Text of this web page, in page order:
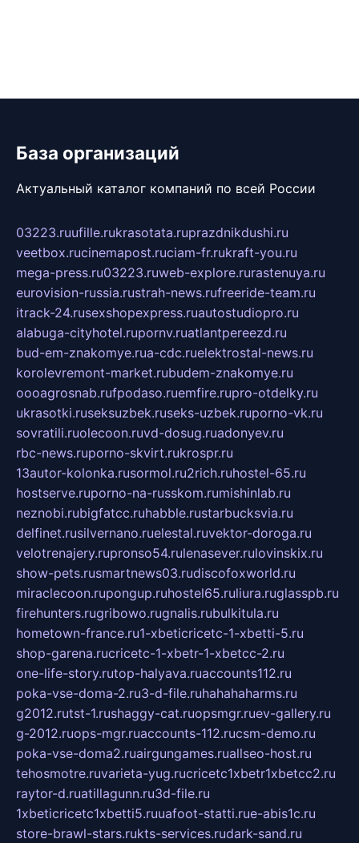
База организаций
Актуальный каталог компаний по всей России
03223.ruufille.rukrasotata.ruprazdnikdushi.ru
veetbox.rucinemapost.ruciam-fr.rukraft-you.ru
mega-press.ru03223.ruweb-explore.rurastenuya.ru
eurovision-russia.rustrah-news.rufreeride-team.ru
itrack-24.rusexshopexpress.ruautostudiopro.ru
alabuga-cityhotel.rupornv.ruatlantpereezd.ru
bud-em-znakomye.rua-cdc.ruelektrostal-news.ru
korolevremont-market.rubudem-znakomye.ru
oooagrosnab.rufpodaso.ruemfire.rupro-otdelky.ru
ukrasotki.ruseksuzbek.ruseks-uzbek.ruporno-vk.ru
sovratili.ruolecoon.ruvd-dosug.ruadonyev.ru
rbc-news.ruporno-skvirt.rukrospr.ru
13autor-kolonka.rusormol.ru2rich.ruhostel-65.ru
hostserve.ruporno-na-russkom.rumishinlab.ru
neznobi.rubigfatcc.ruhabble.rustarbucksvia.ru
delfinet.rusilvernano.ruelestal.ruvektor-doroga.ru
velotrenajery.rupronso54.rulenasever.rulovinskix.ru
show-pets.rusmartnews03.rudiscofoxworld.ru
miraclecoon.rupongup.ruhostel65.ruliura.ruglasspb.ru
firehunters.rugribowo.rugnalis.rubulkitula.ru
hometown-france.ru1-xbeticricetc-1-xbetti-5.ru
shop-garena.rucricetc-1-xbetr-1-xbetcc-2.ru
one-life-story.rutop-halyava.ruaccounts112.ru
poka-vse-doma-2.ru3-d-file.ruhahahaharms.ru
g2012.rutst-1.rushaggy-cat.ruopsmgr.ruev-gallery.ru
g-2012.ruops-mgr.ruaccounts-112.rucsm-demo.ru
poka-vse-doma2.ruairgungames.ruallseo-host.ru
tehosmotre.ruvarieta-yug.rucricetc1xbetr1xbetcc2.ru
raytor-d.ruatillagunn.ru3d-file.ru
1xbeticricetc1xbetti5.ruuafoot-statti.rue-abis1c.ru
store-brawl-stars.rukts-services.rudark-sand.ru